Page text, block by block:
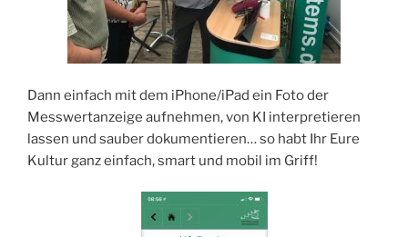
Dann einfach mit dem iPhone/iPad ein Foto der
Messwertanzeige aufnehmen, von KI interpretieren
lassen und sauber dokumentieren… so habt Ihr Eure
Kultur ganz einfach, smart und mobil im Griff!